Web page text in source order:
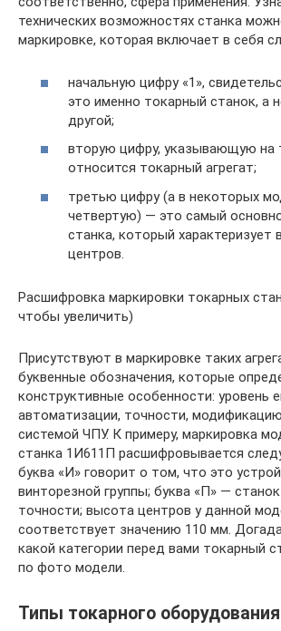
технических возможностях станка
маркировке, которая включает в себя
начальную цифру «1»,
это именно токарный станок, а
другой;
вторую цифру, указывающую на
относится токарный агрегат;
третью цифру (а в некоторых
четвертую) — это самый
станка, который характеризует
центров.
Расшифровка маркировки токарных
чтобы увеличить)
Присутствуют в маркировке таких
буквенные обозначения, которые
конструктивные особенности: уровень
автоматизации, точности,
системой ЧПУ. К примеру, маркировка
станка 1И611П расшифровывается
буква «И» говорит о том, что это
винторезной группы; буква «П» —
точности; высота центров у данной
соответствует значению 110 мм.
какой категории перед вами токарный
по фото модели.
Типы токарного оборудования